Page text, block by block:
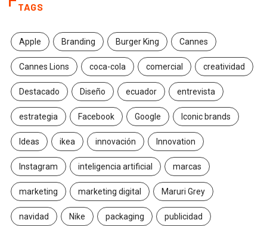
TAGS
Apple Branding Burger King Cannes
Cannes Lions coca-cola comercial creatividad
Destacado Diseño ecuador entrevista
estrategia Facebook Google Iconic brands
Ideas ikea innovación Innovation
Instagram inteligencia artificial marcas
marketing marketing digital Maruri Grey
navidad Nike packaging publicidad